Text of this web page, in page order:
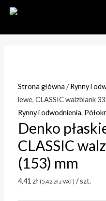
Skip
Strona główna /Rynny i
lewe, CLASSIC walzblank
Rynny i odwodnienia,
Denko
CLASSIC
(153) mm
4,41 zł (5,42złz VAT) / szt.